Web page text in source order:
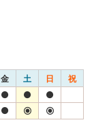
金 土 日 祝